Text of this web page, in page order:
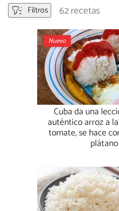
Filtros
62 recetas
Nuevo
Cuba da una
auténtico arroz a
tomate, se hace